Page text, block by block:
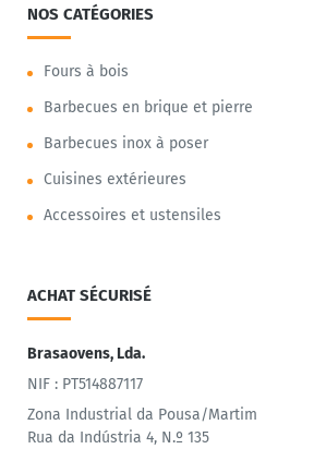
NOS CATÉGORIES
Fours à bois
Barbecues en brique et pierre
Barbecues inox à poser
Cuisines extérieures
Accessoires et ustensiles
ACHAT SÉCURISÉ
Brasaovens, Lda.
NIF : PT514887117
Zona Industrial da Pousa/Martim
Rua da Indústria 4, N.º 135